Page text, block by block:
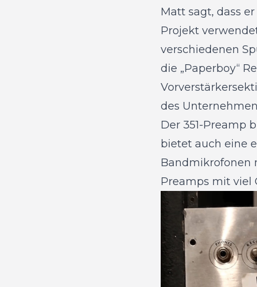
Matt sagt, dass
Projekt
verschiedenen
die „Paperboy“
des
Der 351-Preamp
bietet auch eine
Bandmikrofonen
Preamps mit viel